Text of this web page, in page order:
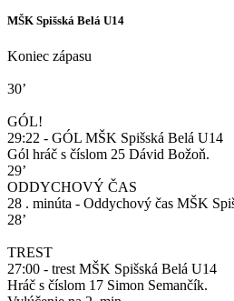
MŠK Spišská Belá U14
Koniec zápasu
30’
GÓL!
29:22 - GÓL MŠK Spišská Belá U14
Gól hráč s číslom 25 Dávid Božoň.
29’
ODDYCHOVÝ ČAS
28 . minúta - Oddychový čas MŠK
28’
TREST
27:00 - trest MŠK Spišská Belá U14
Hráč s číslom 17 Simon Semančík.